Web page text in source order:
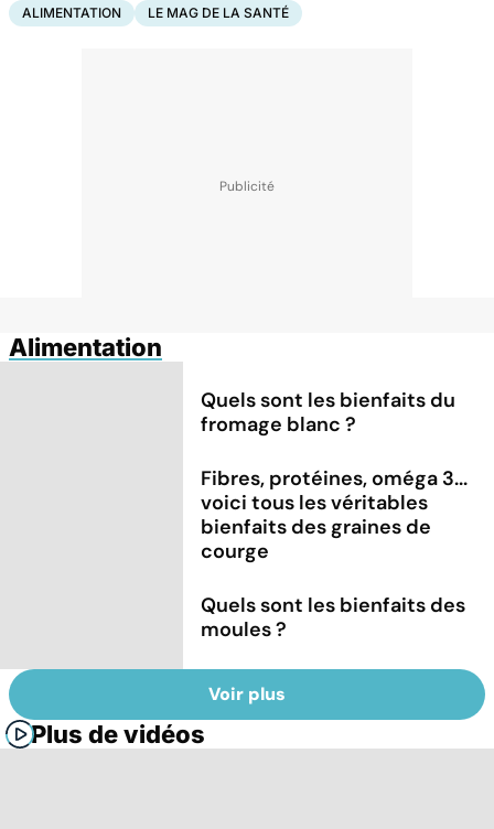
ALIMENTATION LE MAG DE LA SANTÉ
Alimentation
Quels sont les bienfaits du
fromage blanc ?
Fibres, protéines, oméga 3...
voici tous les véritables
bienfaits des graines de
courge
Quels sont les bienfaits des
moules ?
Voir plus
Plus de vidéos